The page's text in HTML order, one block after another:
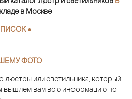
в Москве
●
ФОТО
люстры или светильника, который
вышлем вам всю информацию по